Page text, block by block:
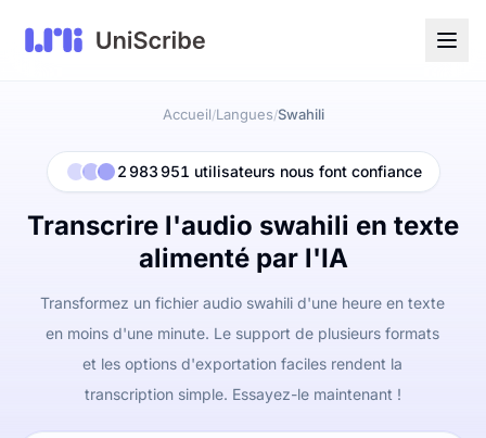
Accueil/Langues/Swahili
2 983 951 utilisateurs nous font confiance
Transcrire l'audio swahili en texte
alimenté par l'IA
Transformez un fichier audio swahili d'une heure en texte
en moins d'une minute. Le support de plusieurs formats
et les options d'exportation faciles rendent la
transcription simple. Essayez-le maintenant !